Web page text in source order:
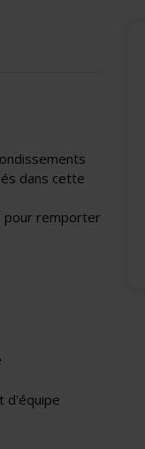
dans cette
pour remporter
d'équipe